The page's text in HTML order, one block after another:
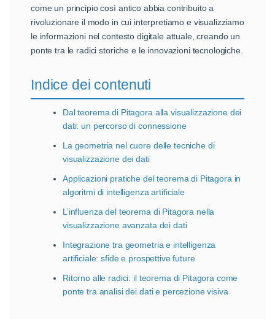
come un principio così antico abbia contribuito a
rivoluzionare il modo in cui interpretiamo e visualizziamo
le informazioni nel contesto digitale attuale, creando un
ponte tra le radici storiche e le innovazioni tecnologiche.
Indice dei contenuti
Dal teorema di Pitagora alla visualizzazione dei
dati: un percorso di connessione
La geometria nel cuore delle tecniche di
visualizzazione dei dati
Applicazioni pratiche del teorema di Pitagora in
algoritmi di intelligenza artificiale
L’influenza del teorema di Pitagora nella
visualizzazione avanzata dei dati
Integrazione tra geometria e intelligenza
artificiale: sfide e prospettive future
Ritorno alle radici: il teorema di Pitagora come
ponte tra analisi dei dati e percezione visiva